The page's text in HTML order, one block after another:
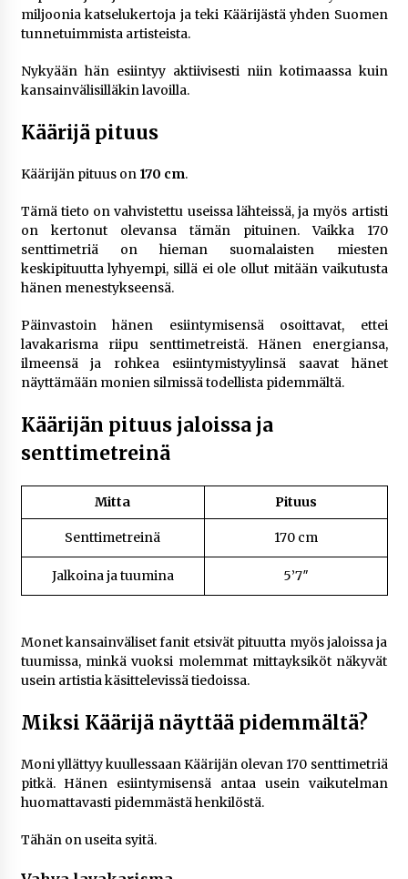
1 kuukausi sitten
miljoonia katselukertoja ja teki Käärijästä yhden Suomen
tunnetuimmista artisteista.
Nykyään hän esiintyy aktiivisesti niin kotimaassa kuin
kansainvälisilläkin lavoilla.
Käärijä pituus
Käärijän pituus on 170 cm.
Tämä tieto on vahvistettu useissa lähteissä, ja myös artisti
on kertonut olevansa tämän pituinen. Vaikka 170
senttimetriä on hieman suomalaisten miesten
keskipituutta lyhyempi, sillä ei ole ollut mitään vaikutusta
hänen menestykseensä.
Päinvastoin hänen esiintymisensä osoittavat, ettei
lavakarisma riipu senttimetreistä. Hänen energiansa,
ilmeensä ja rohkea esiintymistyylinsä saavat hänet
näyttämään monien silmissä todellista pidemmältä.
Käärijän pituus jaloissa ja
senttimetreinä
Mitta Pituus
Senttimetreinä 170 cm
Jalkoina ja tuumina 5’7″
Monet kansainväliset fanit etsivät pituutta myös jaloissa ja
tuumissa, minkä vuoksi molemmat mittayksiköt näkyvät
usein artistia käsittelevissä tiedoissa.
Miksi Käärijä näyttää pidemmältä?
Moni yllättyy kuullessaan Käärijän olevan 170 senttimetriä
pitkä. Hänen esiintymisensä antaa usein vaikutelman
huomattavasti pidemmästä henkilöstä.
Tähän on useita syitä.